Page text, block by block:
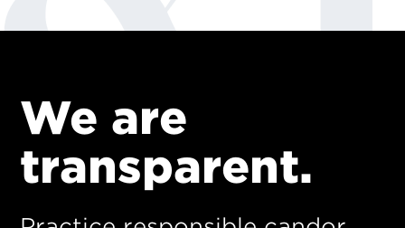
We are
transparent.